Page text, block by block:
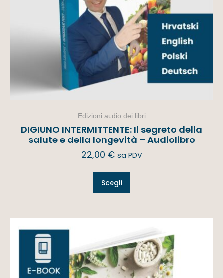
Edizioni audio dei libri
DIGIUNO INTERMITTENTE: Il segreto della
salute e della longevità – Audiolibro
22,00 € sa PDV
Scegli